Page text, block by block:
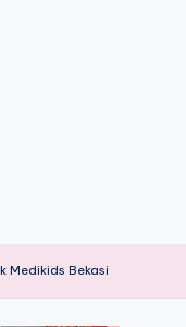
Medikids Bekasi